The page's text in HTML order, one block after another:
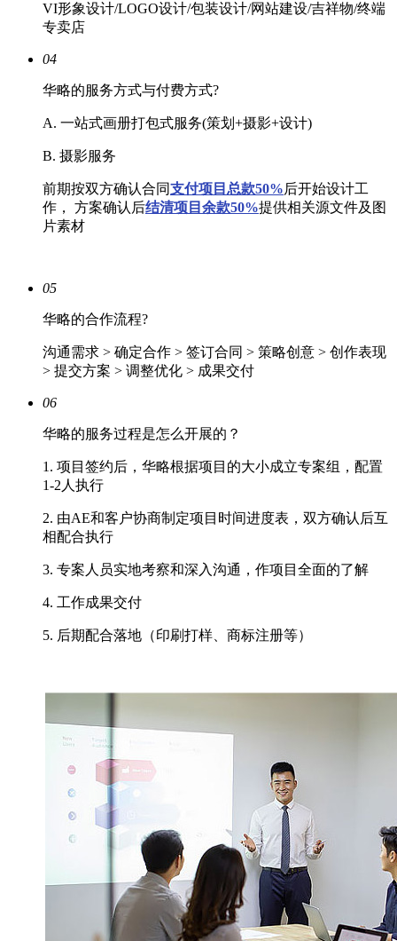
VI形象设计/LOGO设计/包装设计/网站建设/吉祥物/终端
专卖店
04
华略的服务方式与付费方式?
A. 一站式画册打包式服务(策划+摄影+设计)
B. 摄影服务
前期按双方确认合同支付项目总款50%后开始设计工
作， 方案确认后结清项目余款50%提供相关源文件及图
片素材
05
华略的合作流程?
沟通需求 > 确定合作 > 签订合同 > 策略创意 > 创作表现
> 提交方案 > 调整优化 > 成果交付
06
华略的服务过程是怎么开展的？
1. 项目签约后，华略根据项目的大小成立专案组，配置
1-2人执行
2. 由AE和客户协商制定项目时间进度表，双方确认后互
相配合执行
3. 专案人员实地考察和深入沟通，作项目全面的了解
4. 工作成果交付
5. 后期配合落地（印刷打样、商标注册等）